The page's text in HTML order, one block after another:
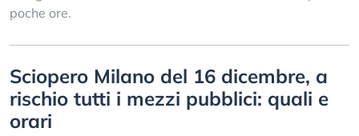
poche ore.
Sciopero Milano del 16 dicembre, a
rischio tutti i mezzi pubblici: quali e
orari